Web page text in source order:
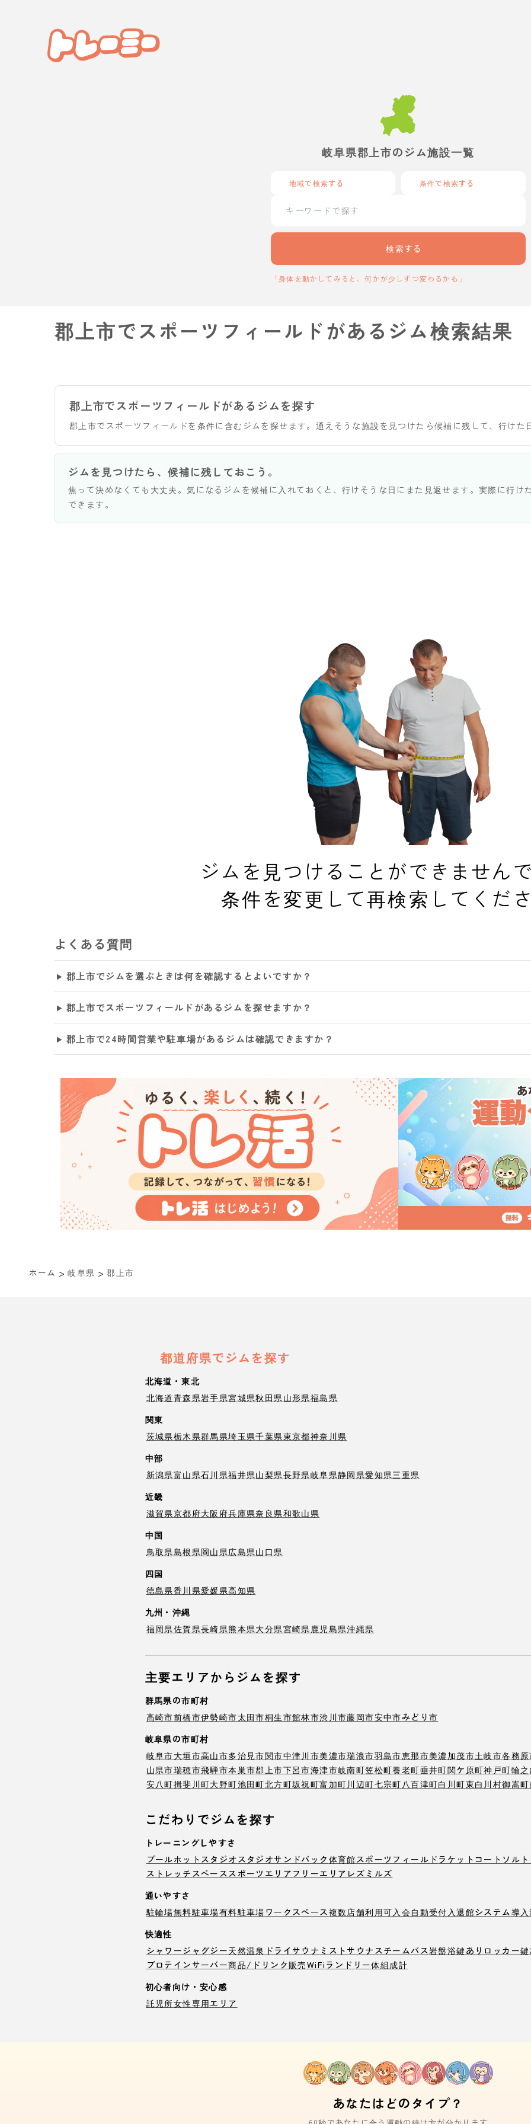
岐阜県郡上市のジム施設一覧
地域で検索する 条件で検索する
検索する
「身体を動かしてみると、何かが少しずつ変わるかも」
郡上市でスポーツフィールドがあるジム検索結果
郡上市でスポーツフィールドがあるジムを探す
郡上市でスポーツフィールドを条件に含むジムを探せます。通えそうな施設を見つけたら候補に残して、行けた
ジムを見つけたら、候補に残しておこう。
焦って決めなくても大丈夫。気になるジムを候補に入れておくと、行けそうな日にまた見返せます。実際に行け
できます。
ジムを見つけることができませんで
条件を変更して再検索してくださ
よくある質問
郡上市でジムを選ぶときは何を確認するとよいですか？
郡上市でスポーツフィールドがあるジムを探せますか？
郡上市で24時間営業や駐車場があるジムは確認できますか？
ホーム > 岐阜県 > 郡上市
都道府県でジムを探す
北海道・東北
北海道青森県岩手県宮城県秋田県山形県福島県
関東
茨城県栃木県群馬県埼玉県千葉県東京都神奈川県
中部
新潟県富山県石川県福井県山梨県長野県岐阜県静岡県愛知県三重県
近畿
滋賀県京都府大阪府兵庫県奈良県和歌山県
中国
鳥取県島根県岡山県広島県山口県
四国
徳島県香川県愛媛県高知県
九州・沖縄
福岡県佐賀県長崎県熊本県大分県宮崎県鹿児島県沖縄県
主要エリアからジムを探す
群馬県の市町村
高崎市前橋市伊勢崎市太田市桐生市館林市渋川市藤岡市安中市みどり市
岐阜県の市町村
岐阜市大垣市高山市多治見市関市中津川市美濃市瑞浪市羽島市恵那市美濃加茂市土岐市各務原
山県市瑞穂市飛騨市本巣市郡上市下呂市海津市岐南町笠松町養老町垂井町関ケ原町神戸町輪
安八町揖斐川町大野町池田町北方町坂祝町富加町川辺町七宗町 八百津町白川町東白川村御嵩町
こだわりでジムを探す
トレーニングしやすさ
プールホットスタジオ スタジオサンドバック 体育館スポーツフィールド ラケットコート ソル
ストレッチスペーススポーツエリア フリーエリア レズミルズ
通いやすさ
駐輪場無料駐車場有料駐車場 ワークスペース複数店舗利用可入会自動受付 入退館システム導入
快適性
シャワージャグジー天然温泉 ドライサウナ ミストサウナ スチームバス岩盤浴鍵ありロッカー
プロテインサーバー商品/ドリンク販売WiFi ランドリー体組成計
初心者向け・安心感
託児所女性専用エリア
あなたはどのタイプ？